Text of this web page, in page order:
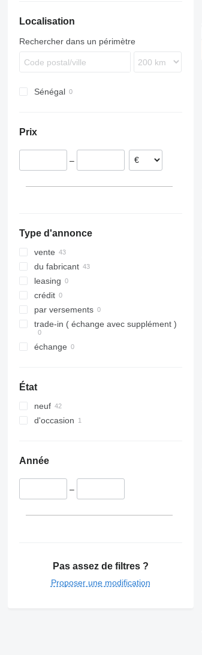
Trakker
TGS
Axor
ML
O-series
Vario
FM
G-series
L-series
Localisation
Rechercher dans un périmètre
Sénégal
Prix
–
Type d'annonce
vente
du fabricant
leasing
crédit
par versements
trade-in ( échange avec supplément )
échange
État
neuf
d'occasion
Année
–
Pas assez de filtres ?
Proposer une modification